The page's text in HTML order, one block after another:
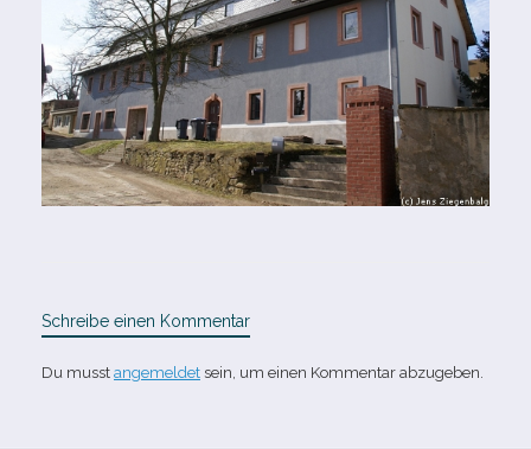
Schreibe einen Kommentar
Du musst angemeldet sein, um einen Kommentar abzugeben.